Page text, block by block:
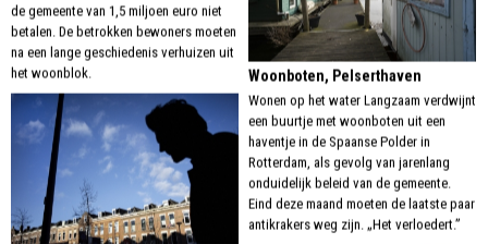
de gemeente van 1,5 miljoen euro niet
betalen. De betrokken bewoners moeten
na een lange geschiedenis verhuizen uit
het woonblok.
Woonboten, Pelserthaven
Wonen op het water Langzaam verdwijnt
een buurtje met woonboten uit een
haventje in de Spaanse Polder in
Rotterdam, als gevolg van jarenlang
onduidelijk beleid van de gemeente.
Eind deze maand moeten de laatste paar
antikrakers weg zijn. „Het verloedert.”